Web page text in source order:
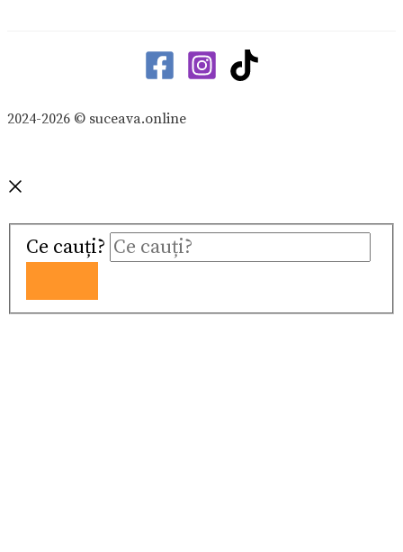
2024-2026 © suceava.online
Ce cauți?